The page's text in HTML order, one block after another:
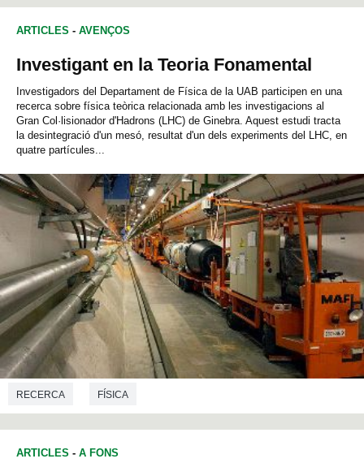
ARTICLES - AVENÇOS
Investigant en la Teoria Fonamental
Investigadors del Departament de Física de la UAB participen en una
recerca sobre física teòrica relacionada amb les investigacions al
Gran Col·lisionador d'Hadrons (LHC) de Ginebra. Aquest estudi tracta
la desintegració d'un mesó, resultat d'un dels experiments del LHC, en
quatre partícules...
RECERCA FÍSICA
ARTICLES - A FONS